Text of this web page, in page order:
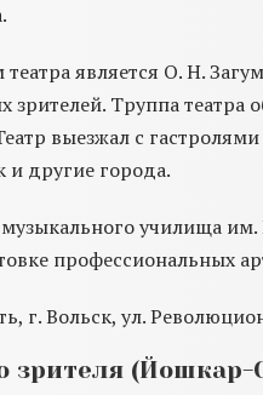
является О. Н.
Труппа театра
выезжал с
другие города.
училища
профессиональных
г. Вольск, ул.
зрителя (Йошкар-